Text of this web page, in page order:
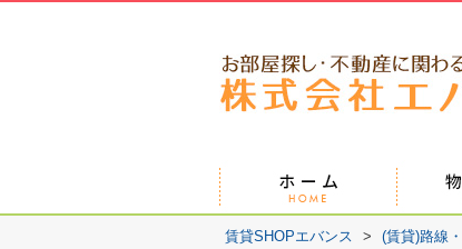
賃貸SHOPエバンス > (賃貸)路線